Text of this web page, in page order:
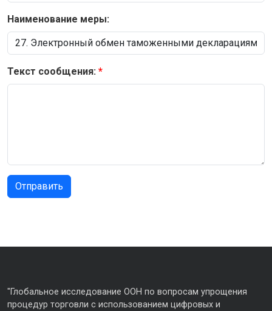
Наименование меры:
Текст сообщения:
"Глобальное исследование ООН по вопросам упрощения
процедур торговли с использованием цифровых и